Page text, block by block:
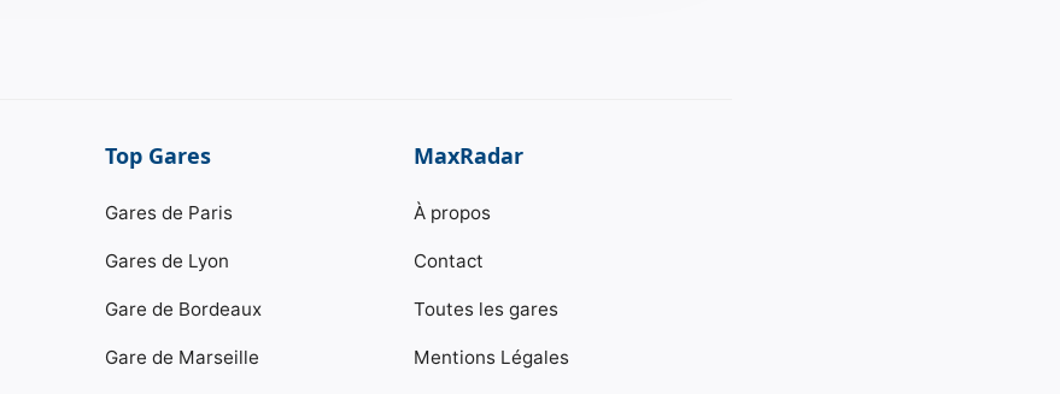
Top Gares
Gares de Paris
Gares de Lyon
Gare de Bordeaux
Gare de Marseille
MaxRadar
À propos
Contact
Toutes les gares
Mentions Légales